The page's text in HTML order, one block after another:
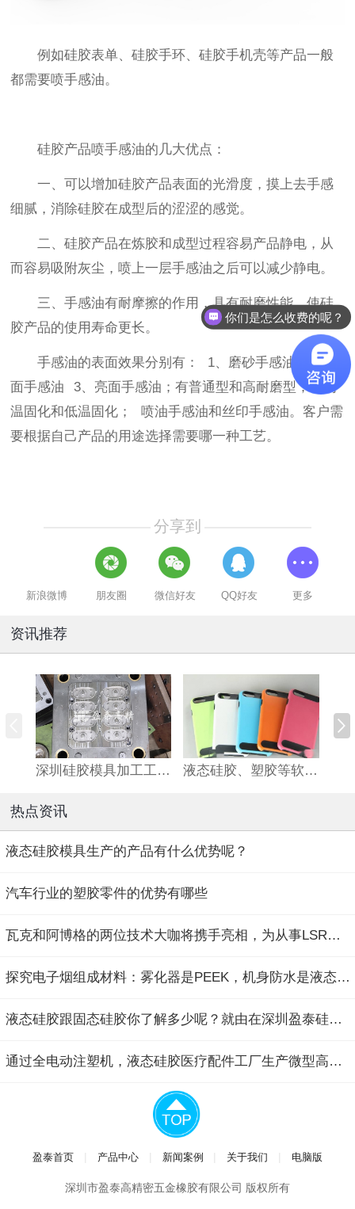
例如硅胶表单、硅胶手环、硅胶手机壳等产品一般
都需要喷手感油。
硅胶产品喷手感油的几大优点：
一、可以增加硅胶产品表面的光滑度，摸上去手感
细腻，消除硅胶在成型后的涩涩的感觉。
二、硅胶产品在炼胶和成型过程容易产品静电，从
而容易吸附灰尘，喷上一层手感油之后可以减少静电。
三、手感油有耐摩擦的作用，具有耐磨性能，使硅
胶产品的使用寿命更长。
手感油的表面效果分别有： 1、磨砂手感油 2、雾
面手感油 3、亮面手感油；有普通型和高耐磨型；有高
温固化和低温固化； 喷油手感油和丝印手感油。客户需
要根据自己产品的用途选择需要哪一种工艺。
分享到
新浪微博 朋友圈 微信好友 QQ好友 更多
资讯推荐
深圳硅胶模具加工工厂简要介绍硅胶模具开模之前应该注意哪些问题点 液态硅胶、塑胶等软胶硬胶双色注塑成型技术工艺及模具特点简介
热点资讯
液态硅胶模具生产的产品有什么优势呢？
汽车行业的塑胶零件的优势有哪些
瓦克和阿博格的两位技术大咖将携手亮相，为从事LSR液态硅胶产品的生产商和...
探究电子烟组成材料：雾化器是PEEK，机身防水是液态硅胶，工程塑料撑起骨...
液态硅胶跟固态硅胶你了解多少呢？就由在深圳盈泰硅胶制品厂工作的小编简...
通过全电动注塑机，液态硅胶医疗配件工厂生产微型高精密LSR液态硅胶医用膜...
盈泰首页 产品中心 新闻案例 关于我们 电脑版
深圳市盈泰高精密五金橡胶有限公司 版权所有
你们是怎么收费的呢？